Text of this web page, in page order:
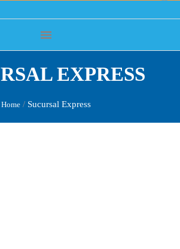
EXPRESS
Home / Sucursal Express